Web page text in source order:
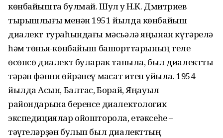
көнбайышта булмай. Шул уҡ Н.К. Дмитриев
тырышлығы менән 1951 йылда көнбайыш
диалект тураһындағы мәсьәлә яңынан күтәрелә
һәм төньяҡ-көнбайыш башҡорттарының теле
өсөнсө диалект буларак таныла, был диалектты
тәрән фәнни өйрәнеү маҡсат итеп ҡуйыла. 1954
йылда Асҡын, Балтас, Борай, Яңауыл
райондарына беренсе диалектологик
экспедициялар ойошторола, етәксеһе –
тәүгеләрҙән булып был диалекттың